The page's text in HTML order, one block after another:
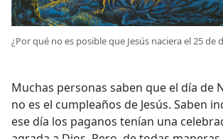
¿Por qué no es posible que Jesús naciera el 25 de
Muchas personas saben que el día de
no es el cumpleaños de Jesús. Saben
ese día los paganos tenían una